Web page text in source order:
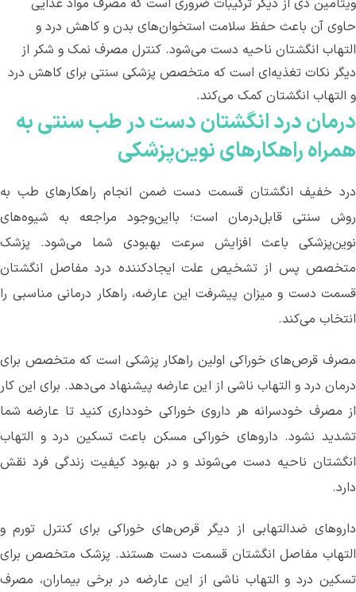
حاوی آن باعث حفظ سلامت استخوان‌های بدن و کاهش درد و
التهاب انگشتان ناحیه دست می‌‌شود. کنترل مصرف نمک و شکر از
دیگر نکات تغذیه‌ای است که متخصص پزشکی سنتی برای کاهش درد
و التهاب انگشتان کمک می‌کند.
درمان درد انگشتان دست در طب سنتی به
همراه راهکارهای نوین‌پزشکی
درد خفیف انگشتان قسمت دست ضمن انجام راهکارهای طب به
روش سنتی قابل‌درمان است؛ بااین‌وجود مراجعه به شیوه‌های
نوین‌پزشکی باعث افزایش سرعت بهبودی شما می‌‌شود. پزشک
متخصص‌ پس از تشخیص علت ایجادکننده درد مفاصل انگشتان
قسمت دست و میزان پیشرفت این عارضه، راهکار درمانی مناسبی را
انتخاب می‌کند.
مصرف قرص‌های خوراکی اولین راهکار پزشکی است که متخصص برای
درمان‌ درد و التهاب ناشی از این عارضه پیشنهاد می‌دهد. برای این کار
از مصرف خودسرانه هر داروی خوراکی خودداری کنید تا عارضه شما
تشدید نشود. داروهای خوراکی مسکن باعث تسکین درد و التهاب
انگشتان ناحیه دست می‌‌شوند و در بهبود کیفیت زندگی فرد نقش
دارد.
داروهای ضدالتهابی از دیگر قرص‌های خوراکی برای کنترل تورم و
التهاب مفاصل انگشتان قسمت دست هستند. پزشک متخصص برای
تسکین درد و التهاب ناشی از این عارضه در برخی بیماران، مصرف